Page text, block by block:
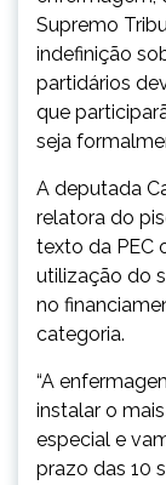
Supremo
indefinição
partidários
que
seja
A deputada
relatora do
texto da PEC
utilização do
no
categoria.
“A
instalar o
especial e
prazo das 10